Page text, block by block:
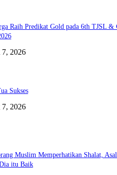
Raih Predikat Gold pada 6th TJSL &
7, 2026
Sukses
7, 2026
Muslim Memperhatikan Shalat,
itu Baik